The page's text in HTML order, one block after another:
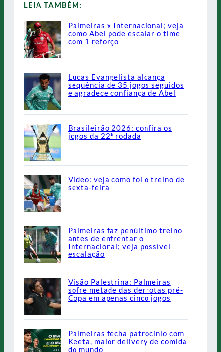
LEIA TAMBÉM:
Palmeiras x Internacional; veja
como Abel pode escalar o time
com 1 reforço
Lucas Evangelista alcança
sequência de 35 jogos seguidos
e agradece confiança de Abel
Brasileirão 2026: confira os
jogos da 22ª rodada
Vídeo: veja como foi o treino de
sexta-feira
Palmeiras faz penúltimo treino
antes de enfrentar o
Internacional; veja possível
escalação
Visão Palestrina: Palmeiras
sofre metade das derrotas pré-
Copa em apenas cinco jogos
Palmeiras fecha patrocínio com
Keeta, maior delivery de comida
do mundo